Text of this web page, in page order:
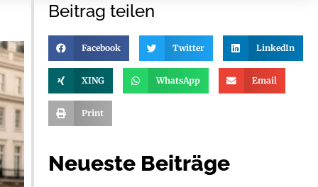
Beitrag teilen
Facebook Twitter LinkedIn
XING WhatsApp Email
Print
Neueste Beiträge